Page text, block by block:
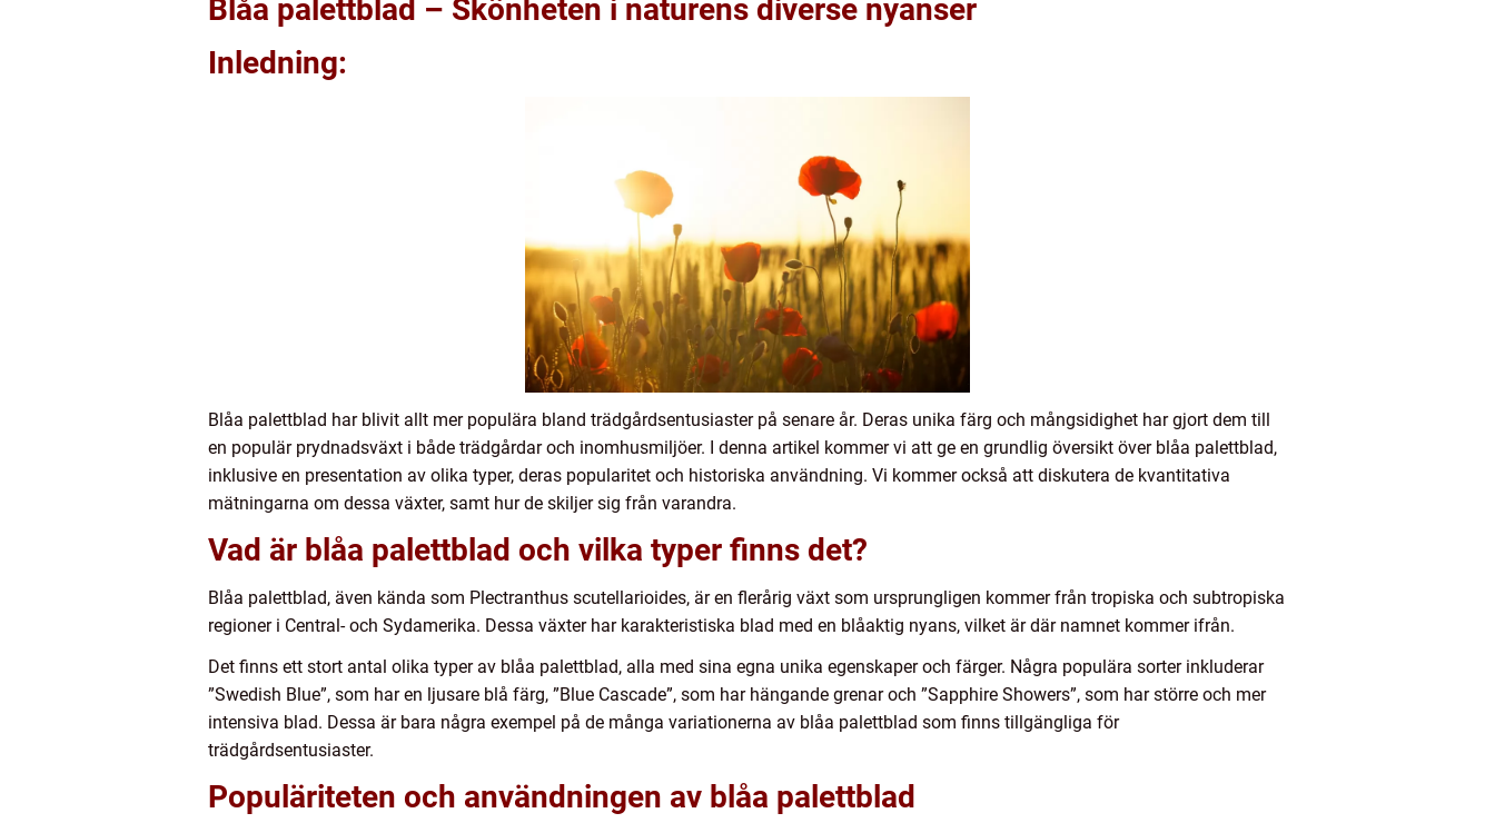
Blåa palettblad – Skönheten i naturens diverse nyanser
Inledning:
Blåa palettblad har blivit allt mer populära bland trädgårdsentusiaster på senare år. Deras unika färg och mångsidighet har gjort dem till
en populär prydnadsväxt i både trädgårdar och inomhusmiljöer. I denna artikel kommer vi att ge en grundlig översikt över blåa palettblad,
inklusive en presentation av olika typer, deras popularitet och historiska användning. Vi kommer också att diskutera de kvantitativa
mätningarna om dessa växter, samt hur de skiljer sig från varandra.
Vad är blåa palettblad och vilka typer finns det?
Blåa palettblad, även kända som Plectranthus scutellarioides, är en flerårig växt som ursprungligen kommer från tropiska och subtropiska
regioner i Central- och Sydamerika. Dessa växter har karakteristiska blad med en blåaktig nyans, vilket är där namnet kommer ifrån.
Det finns ett stort antal olika typer av blåa palettblad, alla med sina egna unika egenskaper och färger. Några populära sorter inkluderar
”Swedish Blue”, som har en ljusare blå färg, ”Blue Cascade”, som har hängande grenar och ”Sapphire Showers”, som har större och mer
intensiva blad. Dessa är bara några exempel på de många variationerna av blåa palettblad som finns tillgängliga för
trädgårdsentusiaster.
Populäriteten och användningen av blåa palettblad